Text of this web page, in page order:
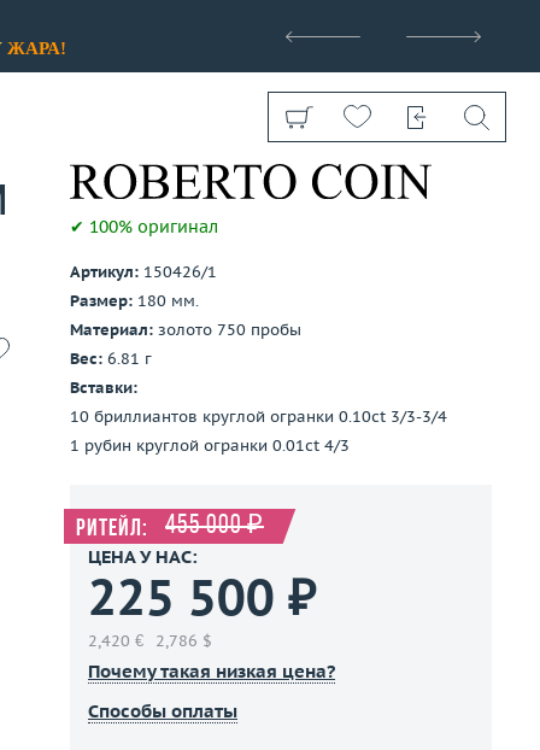
ЖАРА!
Показать все
✔ 100% оригинал
Артикул: 150426/1
Размер: 180 мм.
Материал: золото 750 пробы
Вес: 6.81 г
Вставки:
10 бриллиантов круглой огранки 0.10ct 3/3-3/4
1 рубин круглой огранки 0.01ct 4/3
Ритейл: 455 000 ₽
ЦЕНА У НАС:
225 500 ₽
2,420 € 2,786 $
Почему такая низкая цена?
Способы оплаты